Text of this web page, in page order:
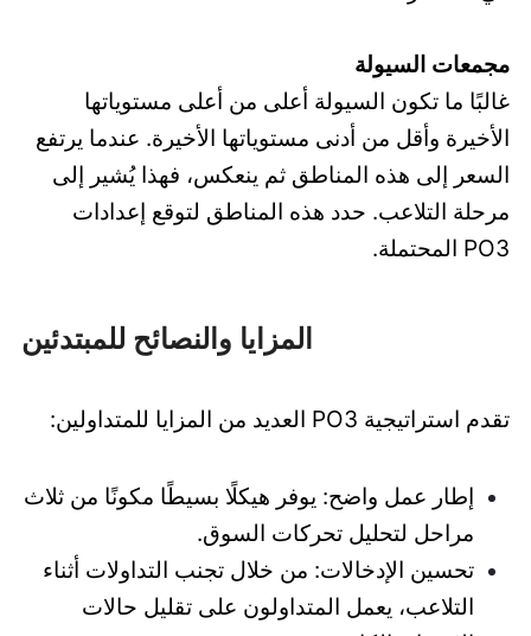
مجمعات السيولة
غالبًا ما تكون السيولة أعلى من أعلى مستوياتها
الأخيرة وأقل من أدنى مستوياتها الأخيرة. عندما يرتفع
السعر إلى هذه المناطق ثم ينعكس، فهذا يُشير إلى
مرحلة التلاعب. حدد هذه المناطق لتوقع إعدادات
PO3 المحتملة.
المزايا والنصائح للمبتدئين
تقدم استراتيجية PO3 العديد من المزايا للمتداولين:
إطار عمل واضح: يوفر هيكلًا بسيطًا مكونًا من ثلاث
مراحل لتحليل تحركات السوق.
تحسين الإدخالات: من خلال تجنب التداولات أثناء
التلاعب، يعمل المتداولون على تقليل حالات